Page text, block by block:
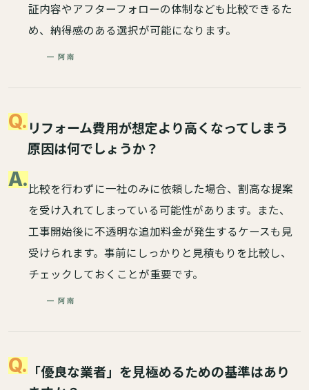
証内容やアフターフォローの体制なども比較できるた
め、納得感のある選択が可能になります。
— 阿南
Q.リフォーム費用が想定より高くなってしまう
原因は何でしょうか？
A.比較を行わずに一社のみに依頼した場合、割高な提案
を受け入れてしまっている可能性があります。また、
工事開始後に不透明な追加料金が発生するケースも見
受けられます。事前にしっかりと見積もりを比較し、
チェックしておくことが重要です。
— 阿南
Q.「優良な業者」を見極めるための基準はあり